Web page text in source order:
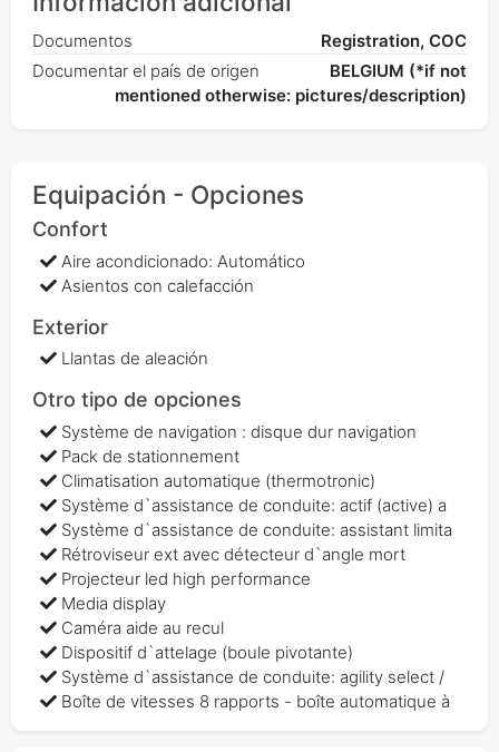
Documentos
Registration, COC
Documentar el país de origen
BELGIUM (*if not
mentioned otherwise: pictures/description)
Equipación - Opciones
Confort
Aire acondicionado: Automático
Asientos con calefacción
Exterior
Llantas de aleación
Otro tipo de opciones
Système de navigation : disque dur navigation
Pack de stationnement
Climatisation automatique (thermotronic)
Système d`assistance de conduite: actif (active) a
Système d`assistance de conduite: assistant limita
Rétroviseur ext avec détecteur d`angle mort
Projecteur led high performance
Media display
Caméra aide au recul
Dispositif d`attelage (boule pivotante)
Système d`assistance de conduite: agility select /
Boîte de vitesses 8 rapports - boîte automatique à